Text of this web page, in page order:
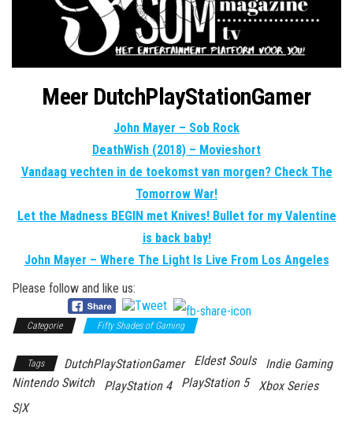
Meer DutchPlayStationGamer
John Mayer – Sob Rock
DeathWish (2018) – Movieshort
Vandaag vechten in de toekomst van morgen? Check The
Tomorrow War!
Let the Madness BEGIN met Knives! Bullet for my Valentine
is back baby!
John Mayer – Where The Light Is Live From Los Angeles
Please follow and like us:
Categorie Fifty Shades of Gaming
Tags DutchPlayStationGamer Eldest Souls
Indie Gaming
Nintendo Switch
PlayStation 4 PlayStation 5
Xbox Series
S|X